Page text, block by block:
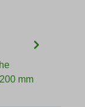
mm